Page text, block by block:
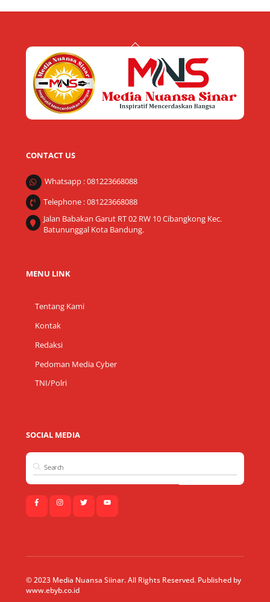
Back
Top
CONTACT US
Whatsapp : 081223668088
Telephone : 081223668088
Jalan Babakan Garut RT 02 RW 10 Cibangkong Kec.
Batununggal Kota Bandung.
MENU LINK
Tentang Kami
Kontak
Redaksi
Pedoman Media Cyber
TNI/Polri
SOCIAL MEDIA
© 2023 Media Nuansa Siinar. All Rights Reserved. Published by
www.ebyb.co.id